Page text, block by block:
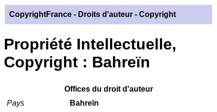
CopyrightFrance - Droits d'auteur - Copyright
Propriété Intellectuelle,
Copyright : Bahreïn
Offices du droit d'auteur
Pays
Bahreïn